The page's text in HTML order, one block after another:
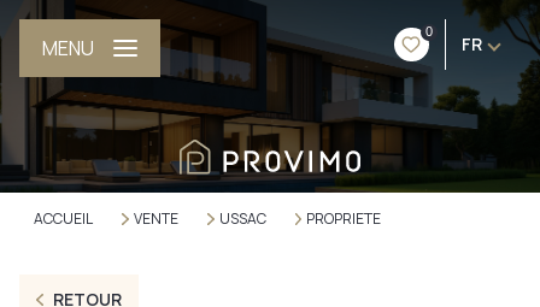
0
FR
MENU
ACCUEIL VENTE USSAC PROPRIETE
RETOUR